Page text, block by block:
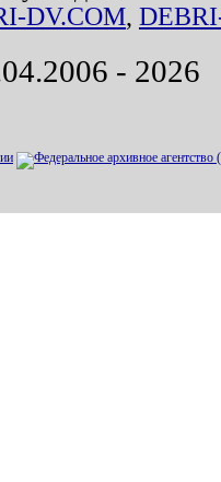
DV.COM,
- 2026